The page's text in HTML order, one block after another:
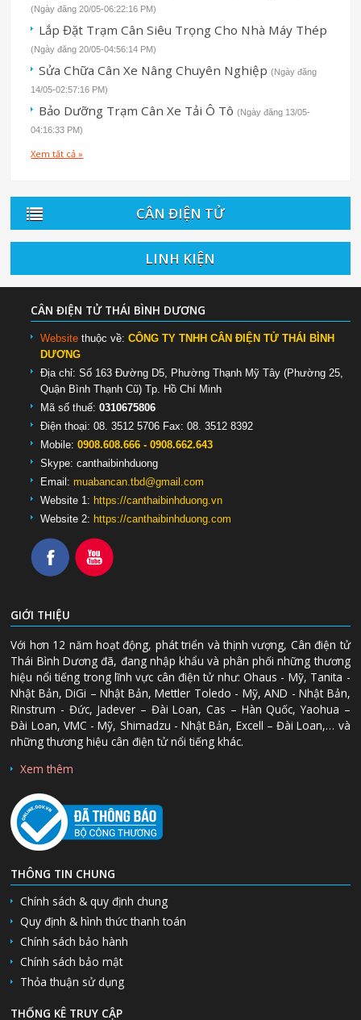
(Ngày đăng 20/05-06:22:16 PM)
Lắp Đặt Trạm Cân Siêu Trọng Cho Nhà Máy Thép
(Ngày đăng 20/05-04:56:14 PM)
Sửa Chữa Cân Xe Nâng Chuyên Nghiệp (Ngày đăng
14/05-02:57:16 PM)
Bảo Dưỡng Trạm Cân Xe Tải Ô Tô (Ngày đăng 13/05-
04:16:33 PM)
Xem tất cả »
CÂN ĐIỆN TỬ
LINH KIỆN
CÂN ĐIỆN TỬ THÁI BÌNH DƯƠNG
Website thuộc về:CÔNG TY TNHH CÂN ĐIỆN TỬ THÁI BÌNH
DƯƠNG
Địa chỉ: Số 163 Đường D5, Phường Thạnh Mỹ Tây (Phường 25,
Quận Bình Thạnh Cũ) Tp. Hồ Chí Minh
Mã số thuế:0310675806
Điện thoại: 08. 3512 5706 Fax: 08. 3512 8392
Mobile: 0908.608.666 - 0908.662.643
Skype:canthaibinhduong
Email:muabancan.tbd@gmail.com
Website 1: https://canthaibinhduong.vn
Website 2: https://canthaibinhduong.com
GIỚI THIỆU
Với hơn 12 năm hoạt động, phát triển và thịnh vượng, Cân điện tử
Thái Bình Dương đã, đang nhập khẩu và phân phối những thương
hiệu nổi tiếng trong lĩnh vực cân điện tử như: Ohaus - Mỹ, Tanita -
Nhật Bản, DiGi – Nhật Bản, Mettler Toledo - Mỹ, AND - Nhật Bản,
Rinstrum - Đức, Jadever – Đài Loan, Cas – Hàn Quốc, Yaohua –
Đài Loan, VMC - Mỹ, Shimadzu - Nhật Bản, Excell – Đài Loan,… và
những thương hiệu cân điện tử nổi tiếng khác.
Xem thêm
THÔNG TIN CHUNG
Chính sách & quy định chung
Quy định & hình thức thanh toán
Chính sách bảo hành
Chính sách bảo mật
Thỏa thuận sử dụng
THỐNG KÊ TRUY CẬP